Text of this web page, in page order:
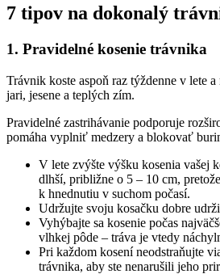
7 tipov na dokonalý
1. Pravidelné kosenie trávnika
Trávnik koste aspoň raz týždenne v lete
jari, jesene a teplých zím.
Pravidelné zastrihávanie podporuje
pomáha vyplniť medzery a blokovať
V lete zvýšte výšku kosenia vašej
dlhší, približne o 5 – 10 cm,
k hnednutiu v suchom počasí.
Udržujte svoju kosačku dobre
Vyhýbajte sa kosenie počas
vlhkej pôde – tráva je vtedy
Pri každom kosení neodstraňujte
trávnika, aby ste nenarušili jeho